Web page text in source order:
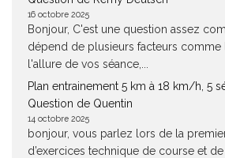
16 octobre 2025
Bonjour, C'est une question assez
dépend de plusieurs facteurs comme
l'allure de vos séance,...
Plan entrainement 5 km à 18 km/h, 5
Question de Quentin
14 octobre 2025
bonjour, vous parlez lors de la
d’exercices technique de course et de